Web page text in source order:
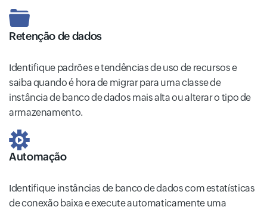
Retenção de dados
Identifique padrões e tendências de uso de recursos e
saiba quando é hora de migrar para uma classe de
instância de banco de dados mais alta ou alterar o tipo de
armazenamento.
Automação
Identifique instâncias de banco de dados com estatísticas
de conexão baixa e execute automaticamente uma